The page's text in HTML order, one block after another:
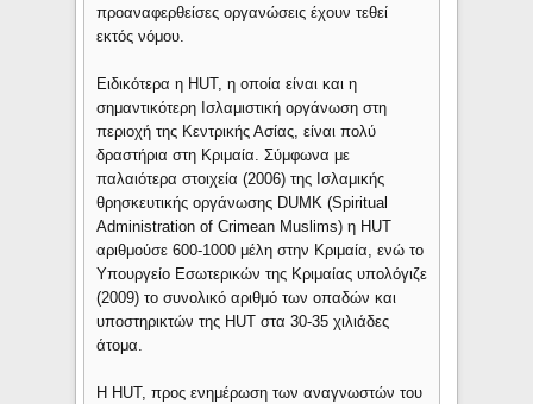
προαναφερθείσες οργανώσεις έχουν τεθεί
εκτός νόμου.
Ειδικότερα η HUT, η οποία είναι και η
σημαντικότερη Ισλαμιστική οργάνωση στη
περιοχή της Κεντρικής Ασίας, είναι πολύ
δραστήρια στη Κριμαία. Σύμφωνα με
παλαιότερα στοιχεία (2006) της Ισλαμικής
θρησκευτικής οργάνωσης DUMK (Spiritual
Administration of Crimean Muslims) η HUT
αριθμούσε 600-1000 μέλη στην Κριμαία, ενώ το
Υπουργείο Εσωτερικών της Κριμαίας υπολόγιζε
(2009) το συνολικό αριθμό των οπαδών και
υποστηρικτών της HUT στα 30-35 χιλιάδες
άτομα.
Η HUT, προς ενημέρωση των αναγνωστών του